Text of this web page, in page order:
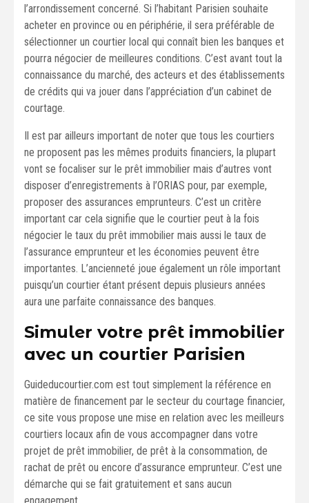
l’arrondissement concerné. Si l’habitant Parisien souhaite
acheter en province ou en périphérie, il sera préférable de
sélectionner un courtier local qui connaît bien les banques et
pourra négocier de meilleures conditions. C’est avant tout la
connaissance du marché, des acteurs et des établissements
de crédits qui va jouer dans l’appréciation d’un cabinet de
courtage.
Il est par ailleurs important de noter que tous les courtiers
ne proposent pas les mêmes produits financiers, la plupart
vont se focaliser sur le prêt immobilier mais d’autres vont
disposer d’enregistrements à l’ORIAS pour, par exemple,
proposer des assurances emprunteurs. C’est un critère
important car cela signifie que le courtier peut à la fois
négocier le taux du prêt immobilier mais aussi le taux de
l’assurance emprunteur et les économies peuvent être
importantes. L’ancienneté joue également un rôle important
puisqu’un courtier étant présent depuis plusieurs années
aura une parfaite connaissance des banques.
Simuler votre prêt immobilier
avec un courtier Parisien
Guideducourtier.com est tout simplement la référence en
matière de financement par le secteur du courtage financier,
ce site vous propose une mise en relation avec les meilleurs
courtiers locaux afin de vous accompagner dans votre
projet de prêt immobilier, de prêt à la consommation, de
rachat de prêt ou encore d’assurance emprunteur. C’est une
démarche qui se fait gratuitement et sans aucun